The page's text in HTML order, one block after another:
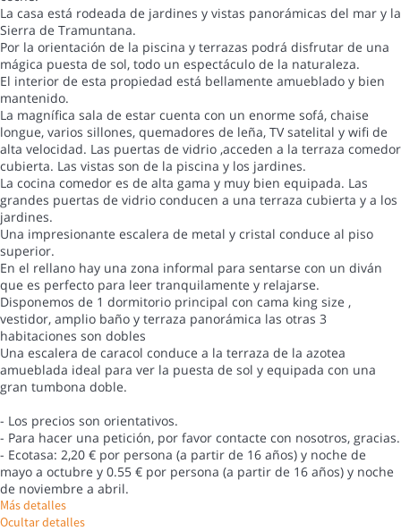
La casa está rodeada de jardines y vistas panorámicas del mar y la
Sierra de Tramuntana.
Por la orientación de la piscina y terrazas podrá disfrutar de una
mágica puesta de sol, todo un espectáculo de la naturaleza.
El interior de esta propiedad está bellamente amueblado y bien
mantenido.
La magnífica sala de estar cuenta con un enorme sofá, chaise
longue, varios sillones, quemadores de leña, TV satelital y wifi de
alta velocidad. Las puertas de vidrio ,acceden a la terraza comedor
cubierta. Las vistas son de la piscina y los jardines.
La cocina comedor es de alta gama y muy bien equipada. Las
grandes puertas de vidrio conducen a una terraza cubierta y a los
jardines.
Una impresionante escalera de metal y cristal conduce al piso
superior.
En el rellano hay una zona informal para sentarse con un diván
que es perfecto para leer tranquilamente y relajarse.
Disponemos de 1 dormitorio principal con cama king size ,
vestidor, amplio baño y terraza panorámica las otras 3
habitaciones son dobles
Una escalera de caracol conduce a la terraza de la azotea
amueblada ideal para ver la puesta de sol y equipada con una
gran tumbona doble.
- Los precios son orientativos.
- Para hacer una petición, por favor contacte con nosotros, gracias.
- Ecotasa: 2,20 € por persona (a partir de 16 años) y noche de
mayo a octubre y 0.55 € por persona (a partir de 16 años) y noche
de noviembre a abril.
Más detalles
Ocultar detalles